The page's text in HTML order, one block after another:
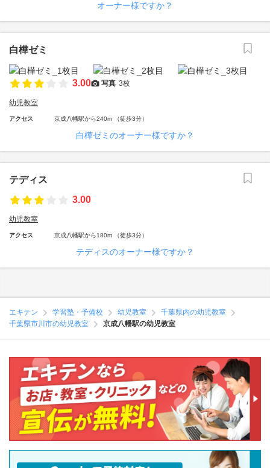
オーナー様ですか？
白樺ゼミ
3.00 写真 3枚
幼児教室
アクセス 京成八幡駅から240m （徒歩3分）
白樺ゼミのオーナー様ですか？
テディス
3.00
幼児教室
アクセス 京成八幡駅から180m （徒歩3分）
テディスのオーナー様ですか？
エキテン 学習塾・予備校 幼児教室
千葉県内の幼児教室
千葉県市川市の幼児教室
京成八幡駅の幼児教室